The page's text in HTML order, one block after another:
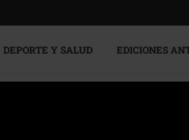
DEPORTE Y SALUD EDICIONES